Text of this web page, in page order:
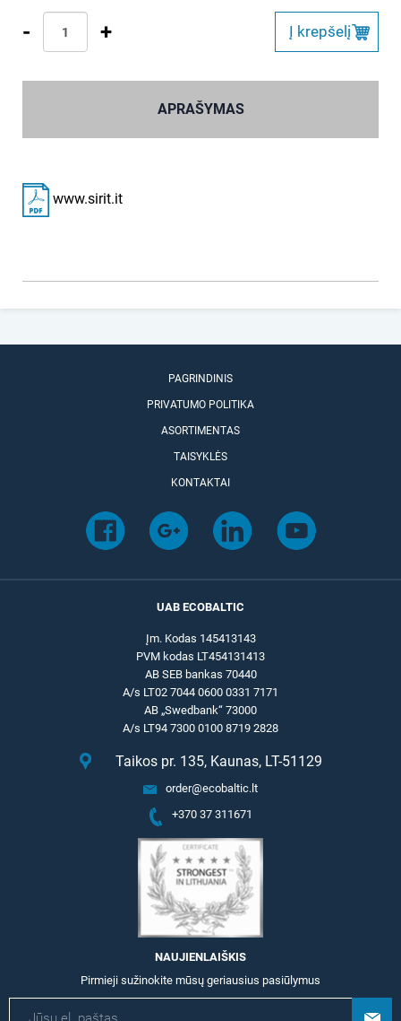
- + Į krepšelį
APRAŠYMAS
www.sirit.it
PAGRINDINIS
PRIVATUMO POLITIKA
ASORTIMENTAS
TAISYKLĖS
KONTAKTAI
UAB ECOBALTIC
Įm. Kodas 145413143
PVM kodas LT454131413
AB SEB bankas 70440
A/s LT02 7044 0600 0331 7171
AB „Swedbank“ 73000
A/s LT94 7300 0100 8719 2828
Taikos pr. 135, Kaunas, LT-51129
order@ecobaltic.lt
+370 37 311671
NAUJIENLAIŠKIS
Pirmieji sužinokite mūsų geriausius pasiūlymus